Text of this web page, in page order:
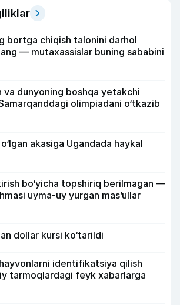
bortga chiqish talonini darhol
— mutaxassislar buning sababini
va dunyoning boshqa yetakchi
olimpiadani o‘tkazib
akasiga Ugandada haykal
bo‘yicha topshiriq berilmagan —
uyma-uy yurgan mas’ullar
dollar kursi ko‘tarildi
identifikatsiya qilish
tarmoqlardagi feyk xabarlarga